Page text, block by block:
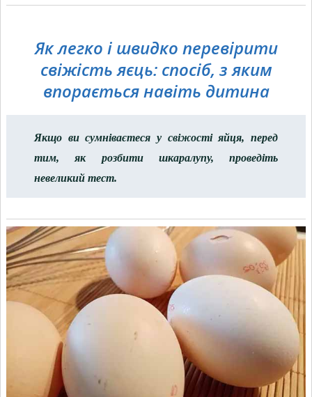
Як легко і швидко перевірити
свіжість яєць: спосіб, з яким
впорається навіть дитина
Якщо ви сумніваєтеся у свіжості яйця, перед
тим, як розбити шкаралупу, проведіть
невеликий тест.